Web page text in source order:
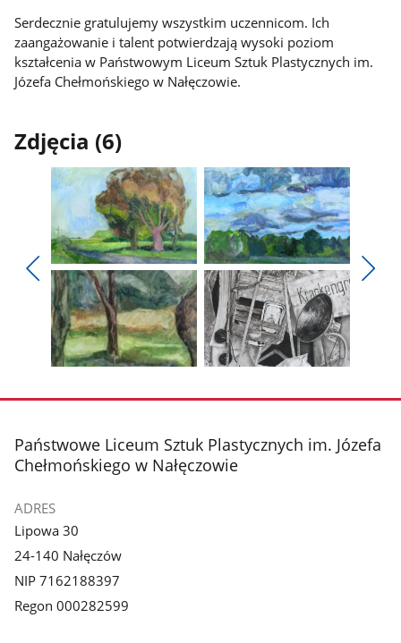
Serdecznie gratulujemy wszystkim uczennicom. Ich
zaangażowanie i talent potwierdzają wysoki poziom
kształcenia w Państwowym Liceum Sztuk Plastycznych im.
Józefa Chełmońskiego w Nałęczowie.
Zdjęcia (6)
Pokaż
poprzednie
zdjęcia
Pokaż
zdjęcie
1
z
galerii.
Pokaż
zdjęcie
2
z
galerii.
zdjęcie
galerii.
zdjęcie
galerii.
stopka
Państwowe Liceum Sztuk Plastycznych im. Józefa
Chełmońskiego w Nałęczowie
ADRES
Lipowa 30
24-140 Nałęczów
NIP 7162188397
Regon 000282599